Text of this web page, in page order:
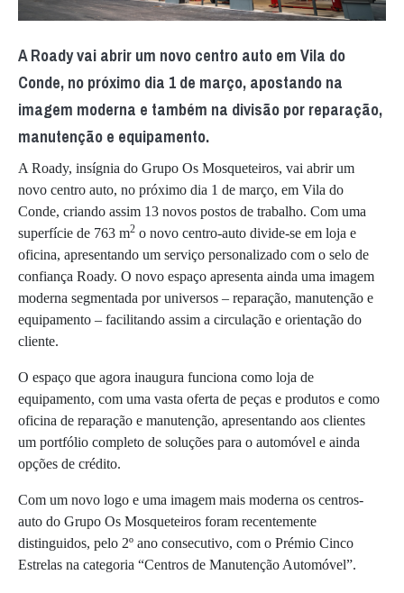
A Roady vai abrir um novo centro auto em Vila do
Conde, no próximo dia 1 de março, apostando na
imagem moderna e também na divisão por reparação,
manutenção e equipamento.
A Roady, insígnia do Grupo Os Mosqueteiros, vai abrir um
novo centro auto, no próximo dia 1 de março, em Vila do
Conde, criando assim 13 novos postos de trabalho. Com uma
superfície de 763 m2 o novo centro-auto divide-se em loja e
oficina, apresentando um serviço personalizado com o selo de
confiança Roady. O novo espaço apresenta ainda uma imagem
moderna segmentada por universos – reparação, manutenção e
equipamento – facilitando assim a circulação e orientação do
cliente.
O espaço que agora inaugura funciona como loja de
equipamento, com uma vasta oferta de peças e produtos e como
oficina de reparação e manutenção, apresentando aos clientes
um portfólio completo de soluções para o automóvel e ainda
opções de crédito.
Com um novo logo e uma imagem mais moderna os centros-
auto do Grupo Os Mosqueteiros foram recentemente
distinguidos, pelo 2º ano consecutivo, com o Prémio Cinco
Estrelas na categoria “Centros de Manutenção Automóvel”.